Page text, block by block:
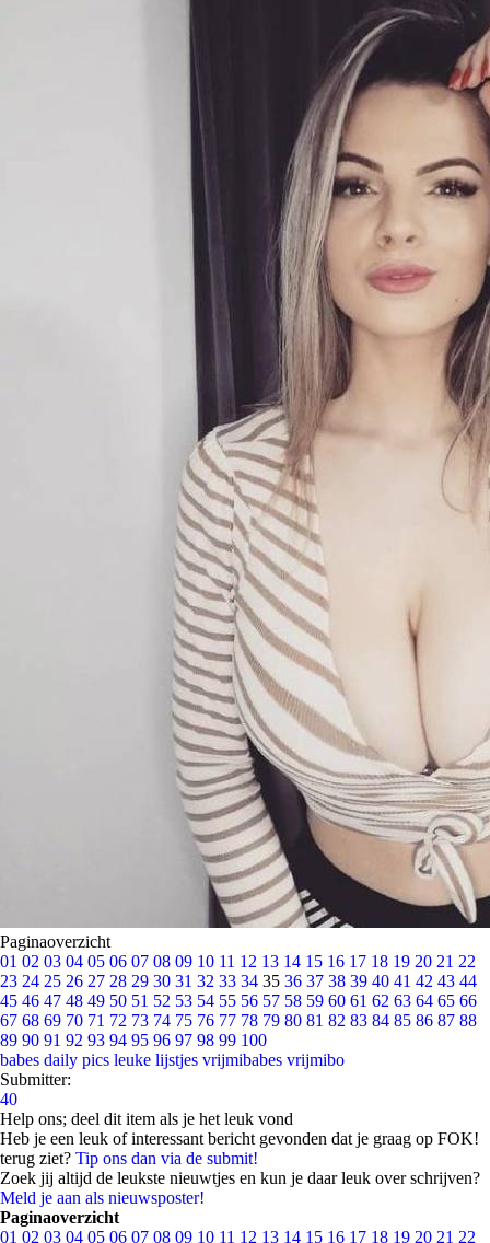
Paginaoverzicht
01 02 03 04 05 06 07 08 09 10 11 12 13 14 15 16 17 18 19 20 21 22
23 24 25 26 27 28 29 30 31 32 33 34 35 36 37 38 39 40 41 42 43 44
45 46 47 48 49 50 51 52 53 54 55 56 57 58 59 60 61 62 63 64 65 66
67 68 69 70 71 72 73 74 75 76 77 78 79 80 81 82 83 84 85 86 87 88
89 90 91 92 93 94 95 96 97 98 99 100
babes daily pics leuke lijstjes vrijmibabes vrijmibo
Submitter:
40
Help ons; deel dit item als je het leuk vond
Heb je een leuk of interessant bericht gevonden dat je graag op FOK!
terug ziet? Tip ons dan via de submit!
Zoek jij altijd de leukste nieuwtjes en kun je daar leuk over schrijven?
Meld je aan als nieuwsposter!
Paginaoverzicht
01 02 03 04 05 06 07 08 09 10 11 12 13 14 15 16 17 18 19 20 21 22